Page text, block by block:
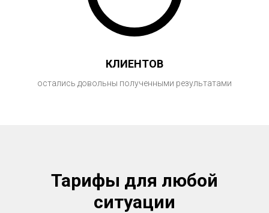
КЛИЕНТОВ
остались довольны полученными результатами
Тарифы для любой
ситуации